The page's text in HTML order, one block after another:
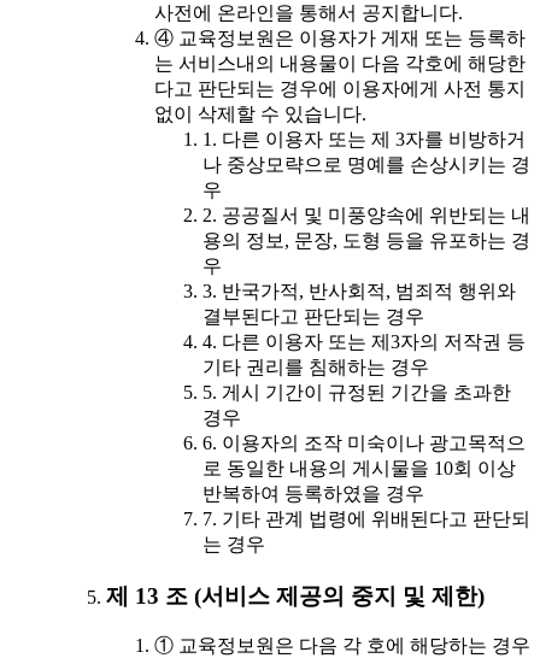
사전에 온라인을 통해서 공지합니다.
④ 교육정보원은 이용자가 게재 또는 등록하
는 서비스내의 내용물이 다음 각호에 해당한
다고 판단되는 경우에 이용자에게 사전 통지
없이 삭제할 수 있습니다.
1. 다른 이용자 또는 제 3자를 비방하거
나 중상모략으로 명예를 손상시키는 경
우
2. 공공질서 및 미풍양속에 위반되는 내
용의 정보, 문장, 도형 등을 유포하는 경
우
3. 반국가적, 반사회적, 범죄적 행위와
결부된다고 판단되는 경우
4. 다른 이용자 또는 제3자의 저작권 등
기타 권리를 침해하는 경우
5. 게시 기간이 규정된 기간을 초과한
경우
6. 이용자의 조작 미숙이나 광고목적으
로 동일한 내용의 게시물을 10회 이상
반복하여 등록하였을 경우
7. 기타 관계 법령에 위배된다고 판단되
는 경우
제 13 조 (서비스 제공의 중지 및 제한)
① 교육정보원은 다음 각 호에 해당하는 경우